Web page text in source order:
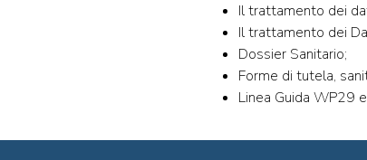
Il trattamento dei
Il trattamento dei
Dossier Sanitario;
Forme di tutela,
Linea Guida WP29